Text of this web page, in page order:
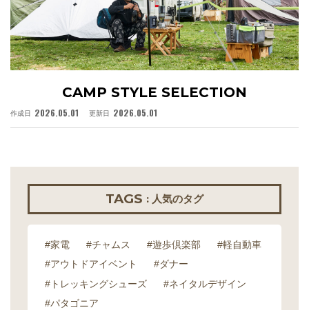
CAMP STYLE SELECTION
作成日 2026.05.01 更新日 2026.05.01
TAGS : 人気のタグ
#家電 #チャムス #遊歩倶楽部
#軽自動車
#アウトドアイベント
#ダナー
#トレッキングシューズ
#ネイタルデザイン
#パタゴニア